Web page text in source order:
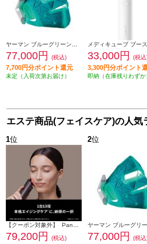
77,000円 (税込)
7,700円分ポイント還元
未定（入荷次第お届け）
33,000円 (税
3,300円分ポイント
即納（在庫残りわずか
エステ商品(フェイスケア)の人気
1位
79,200円
(税込)
2位
77,000円 (税